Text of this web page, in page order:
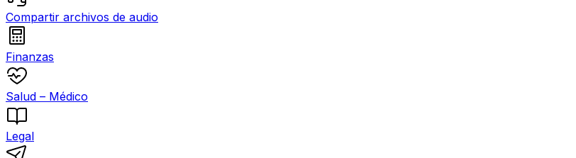
Compartir archivos de audio
Finanzas
Salud – Médico
Legal